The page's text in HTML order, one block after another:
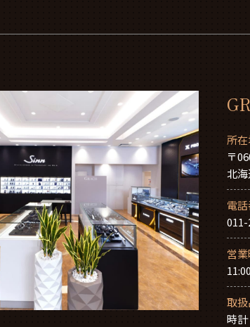
所
〒
北
電
営
取扱
時計